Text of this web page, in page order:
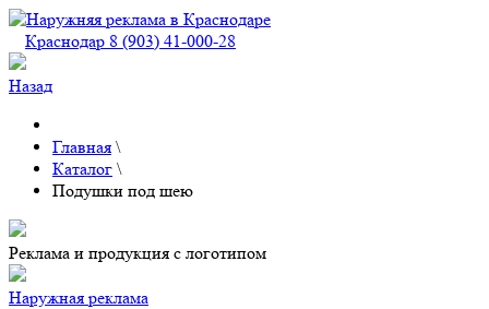
Краснодар 8 (903) 41-000-28
Назад
Главная \
Каталог \
Подушки под шею
Реклама и продукция с логотипом
Наружная реклама